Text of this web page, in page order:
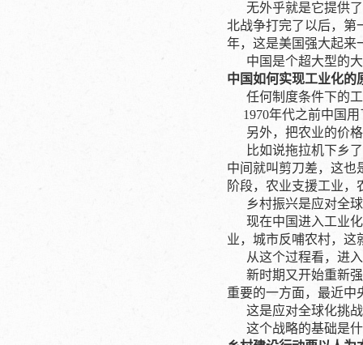
无外乎就是它提供了
北战争打完了以后，第
年，这是美国强大起来
中国是个超大型的大
中国如何实现工业化的
任何制度条件下的工
1970年代之前中国用
另外，把农业的价格
比如说拖拉机下乡了
中间就叫剪刀差，这也
阶段，农业支援工业，
乡村振兴是应对全球
现在中国进入工业化
业，城市反哺农村，这
从这个过程看，进入
新时期又开始重新强
重要的一方面，最近中
这是应对全球化挑战
这个战略的基础是什